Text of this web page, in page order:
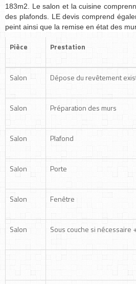
183m2. Le salon et la cuisine
des plafonds. LE devis comprend
peint ainsi que la remise en état des
Pièce Prestation
Salon Dépose du revêtement
Salon Préparation des murs
Salon Plafond
Salon Porte
Salon Fenêtre
Salon Sous couche si nécessaire